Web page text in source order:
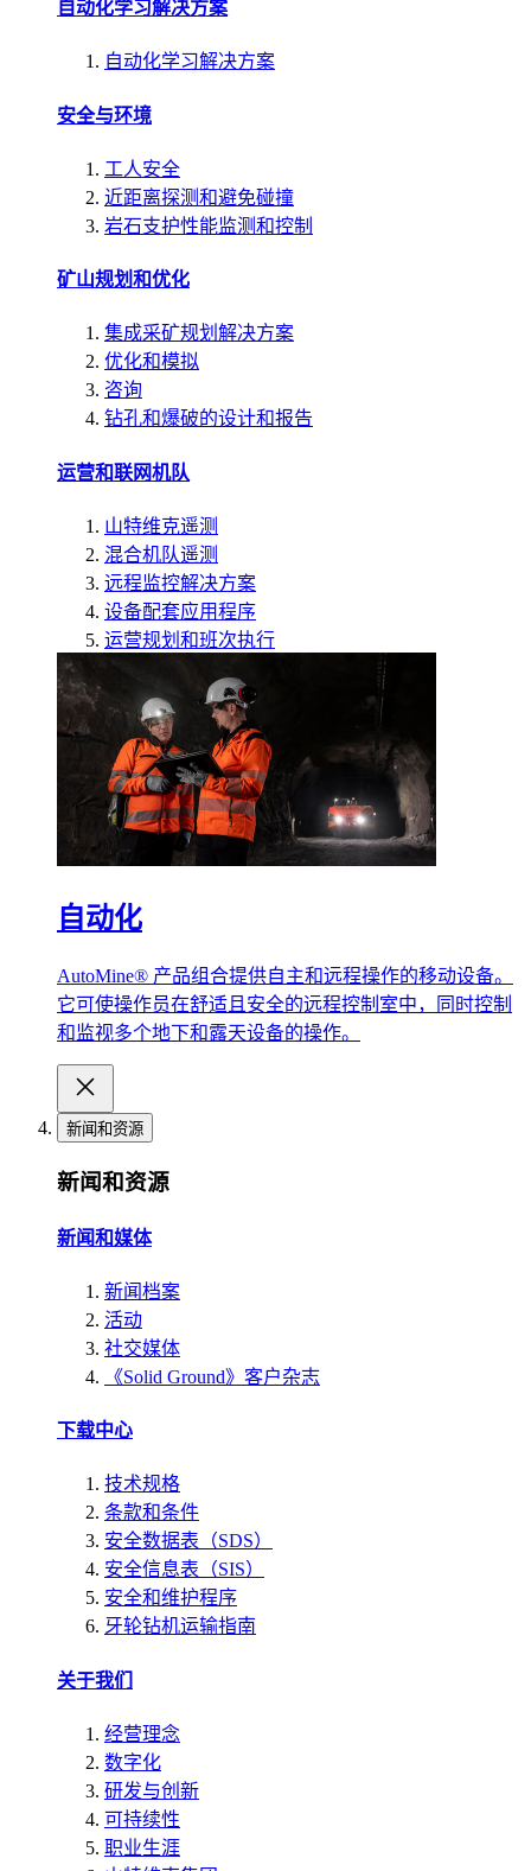
自动化学习解决方案
自动化学习解决方案
安全与环境
工人安全
近距离探测和避免碰撞
岩石支护性能监测和控制
矿山规划和优化
集成采矿规划解决方案
优化和模拟
咨询
钻孔和爆破的设计和报告
运营和联网机队
山特维克遥测
混合机队遥测
远程监控解决方案
设备配套应用程序
运营规划和班次执行
自动化
AutoMine® 产品组合提供自主和远程操作的移动设备。
它可使操作员在舒适且安全的远程控制室中，同时控制
和监视多个地下和露天设备的操作。
新闻和资源
新闻和资源
新闻和媒体
新闻档案
活动
社交媒体
《Solid Ground》客户杂志
下载中心
技术规格
条款和条件
安全数据表（SDS）
安全信息表（SIS）
安全和维护程序
牙轮钻机运输指南
关于我们
经营理念
数字化
研发与创新
可持续性
职业生涯